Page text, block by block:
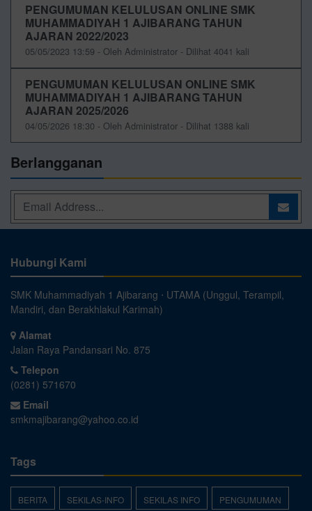
PENGUMUMAN KELULUSAN ONLINE SMK
MUHAMMADIYAH 1 AJIBARANG TAHUN
AJARAN 2022/2023
05/05/2023 13:59 - Oleh Administrator - Dilihat 4041 kali
PENGUMUMAN KELULUSAN ONLINE SMK
MUHAMMADIYAH 1 AJIBARANG TAHUN
AJARAN 2025/2026
04/05/2026 18:30 - Oleh Administrator - Dilihat 1388 kali
Berlangganan
Hubungi Kami
SMK Muhammadiyah 1 Ajibarang ⋅ UTAMA (Unggul, Terampil,
Mandiri, dan Berakhlakul Karimah)
Alamat
Jalan Raya Pandansari No. 875
Telepon
(0281) 571670
Email
smkmajibarang@yahoo.co.id
Tags
BERITA SEKILAS-INFO SEKILAS INFO PENGUMUMAN